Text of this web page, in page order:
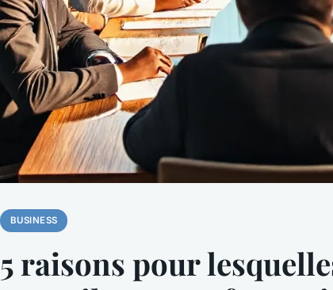
BUSINESS
5 raisons pour